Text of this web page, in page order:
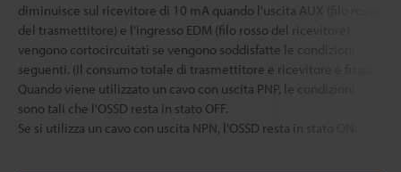
diminuisce sul ricevitore di 10 mA quando l'uscita AUX (filo rosso
del trasmettitore) e l'ingresso EDM (filo rosso del ricevitore)
vengono cortocircuitati se vengono soddisfatte le condizioni
seguenti. (Il consumo totale di trasmettitore e ricevitore è fisso)
Quando viene utilizzato un cavo con uscita PNP, le condizioni
sono tali che l'OSSD resta in stato OFF.
Se si utilizza un cavo con uscita NPN, l'OSSD resta in stato ON.